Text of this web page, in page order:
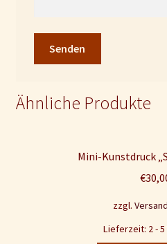
Ähnliche Produkte
Mini-Kunstdruck
€
zzgl.
Lieferzeit: 2 -